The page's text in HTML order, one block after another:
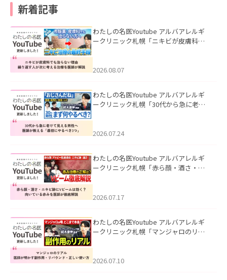
新着記事
わたしの名医Youtube アルバアレルギ
ークリニック札幌「ニキビが皮膚科で
ました。
2026.08.07
わたしの名医Youtube アルバアレルギ
ークリニック札幌「30代から急に老け
た。
2026.07.24
わたしの名医Youtube アルバアレルギ
ークリニック札幌「赤ら顔・酒さ・ニ
した。
2026.07.17
わたしの名医Youtube アルバアレルギ
ークリニック札幌「マンジャロのリア
た。
2026.07.10